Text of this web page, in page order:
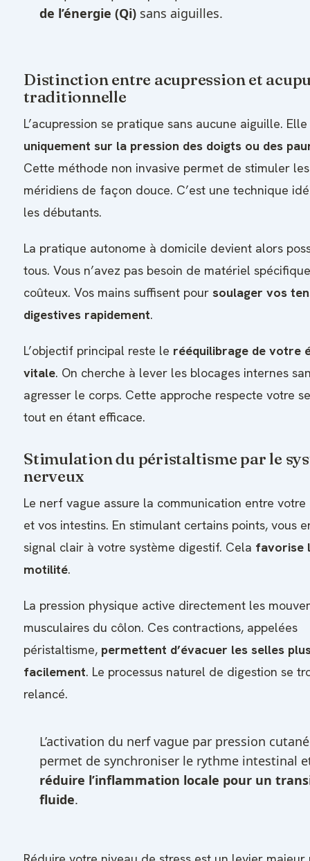
de l’énergie (Qi)sans aiguilles.
Distinction entre acupression et
traditionnelle
L’acupression se pratique sans aucune aiguille. Elle
uniquement sur la pression des doigts ou des
Cette méthode non invasive permet de stimuler les
méridiens de façon douce. C’est une technique
les débutants.
La pratique autonome à domicile devient alors
tous. Vous n’avez pas besoin de matériel
coûteux. Vos mains suffisent pour soulager vos
digestives rapidement.
L’objectif principal reste le rééquilibrage de votre
vitale. On cherche à lever les blocages internes
agresser le corps. Cette approche respecte votre
tout en étant efficace.
Stimulation du péristaltisme par le
nerveux
Le nerf vague assure la communication entre votre
et vos intestins. En stimulant certains points, vous
signal clair à votre système digestif. Cela favorise
motilité.
La pression physique active directement les
musculaires du côlon. Ces contractions, appelées
péristaltisme, permettent d’évacuer les selles
facilement. Le processus naturel de digestion se
relancé.
L’activation du nerf vague par pression
permet de synchroniser le rythme intestinal
réduire l’inflammation locale pour un
fluide.